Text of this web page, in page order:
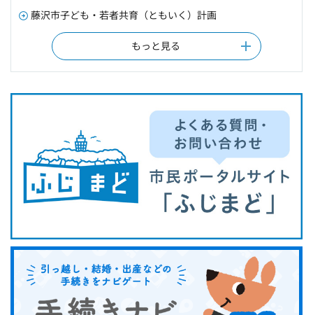
藤沢市子ども・若者共育（ともいく）計画
もっと見る